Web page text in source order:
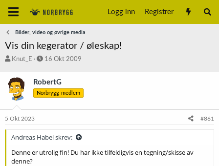
Logg inn Registrer
Bilder, video og øvrige media
Vis din kegerator / øleskap!
T
å
d
s
a
r
t
e
Knut_E
S
r
t
a
o
16 Okt 2009
RobertG
Norbrygg-medlem
5 Okt 2023 #861
Andreas Habel skrev:
Denne er utrolig fin! Du har ikke tilfeldigvis en tegning/skisse av
denne?